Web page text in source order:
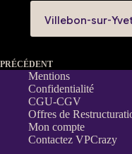
Villebon-sur-
PRÉCÉDENT
Mentions
Confidentialité
CGU-CGV
Offres de
Mon compte
Contactez VPCrazy